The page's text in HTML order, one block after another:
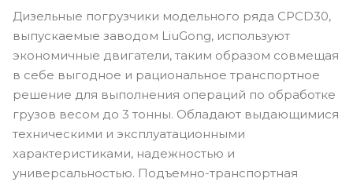
Дизельные погрузчики модельного ряда CPCD30,
выпускаемые заводом LiuGong, используют
экономичные двигатели, таким образом совмещая
в себе выгодное и рациональное транспортное
решение для выполнения операций по обработке
грузов весом до 3 тонны. Обладают выдающимися
техническими и эксплуатационными
характеристиками, надежностью и
универсальностью. Подъемно-транспортная